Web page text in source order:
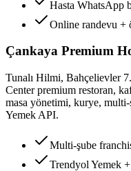
Hasta WhatsApp
Online randevu +
Çankaya Premium
Tunalı Hilmi, Bahçelievler
Center premium restoran,
masa yönetimi, kurye,
Yemek API.
Multi-şube
Trendyol Yemek